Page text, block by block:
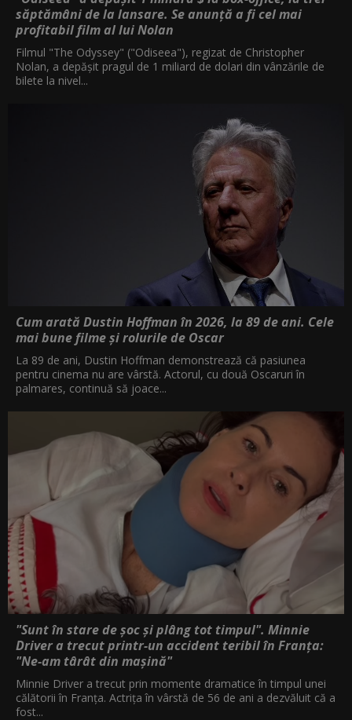
săptămâni de la lansare. Se anunță a fi cel mai
profitabil film al lui Nolan
Filmul "The Odyssey" ("Odiseea"), regizat de Christopher
Nolan, a depăşit pragul de 1 miliard de dolari din vânzările de
bilete la nivel...
Cum arată Dustin Hoffman în 2026, la 89 de ani. Cele
mai bune filme și rolurile de Oscar
La 89 de ani, Dustin Hoffman demonstrează că pasiunea
pentru cinema nu are vârstă. Actorul, cu două Oscaruri în
palmares, continuă să joace...
"Sunt în stare de șoc și plâng tot timpul". Minnie
Driver a trecut printr-un accident teribil în Franța:
"Ne-am târât din mașină"
Minnie Driver a trecut prin momente dramatice în timpul unei
călătorii în Franța. Actrița în vârstă de 56 de ani a dezvăluit că a
fost...